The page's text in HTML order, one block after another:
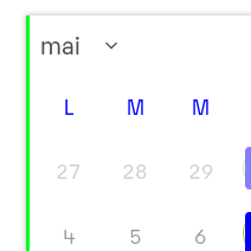
L M M
27 28 29
4 5 6